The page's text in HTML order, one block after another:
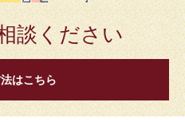
談ください
はこちら